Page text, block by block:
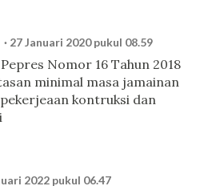
27 Januari 2020 pukul 08.59
Nomor 16 Tahun 2018
minimal masa jamainan
kontruksi dan
2022 pukul 06.47